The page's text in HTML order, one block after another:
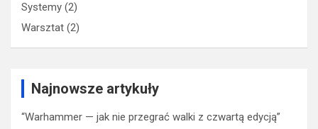
Systemy (2)
Warsztat (2)
Najnowsze artykuły
“Warhammer — jak nie przegrać walki z czwartą edycją”